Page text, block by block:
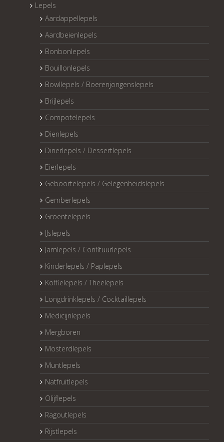
Lepels
Aardappellepels
Aardbeienlepels
Bonbonlepels
Bouillonlepels
Bowllepels / Boerenjongenslepels
Brijlepels
Compotelepels
Dienlepels
Dinerlepels / Dessertlepels
Eierlepels
Geboortelepels / Gelegenheidslepels
Gemberlepels
Groentelepels
IJslepels
Jamlepels / Confituurlepels
Kinderlepels / Paplepels
Koffielepels / Theelepels
Longdrinklepels / Cocktaillepels
Medicijnlepels
Mergboren
Mosterdlepels
Muntlepels
Natfruitlepels
Olijflepels
Ragoutlepels
Rijstlepels